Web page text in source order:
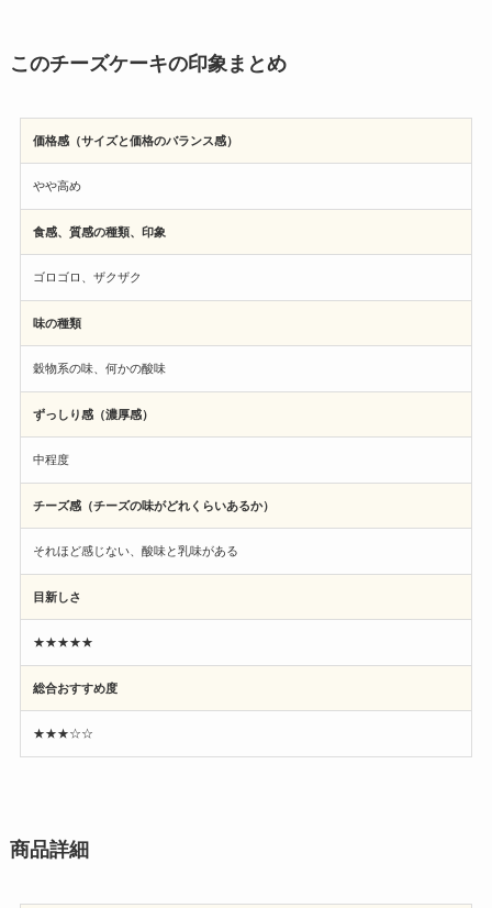
このチーズケーキの印象まとめ
価格感（サイズと価格のバランス感）
やや高め
食感、質感の種類、印象
ゴロゴロ、ザクザク
味の種類
穀物系の味、何かの酸味
ずっしり感（濃厚感）
中程度
チーズ感（チーズの味がどれくらいあるか）
それほど感じない、酸味と乳味がある
目新しさ
★★★★★
総合おすすめ度
★★★☆☆
商品詳細